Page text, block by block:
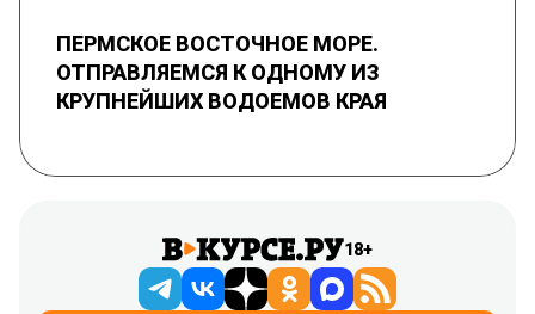
ПЕРМСКОЕ ВОСТОЧНОЕ МОРЕ.
ОТПРАВЛЯЕМСЯ К ОДНОМУ ИЗ
КРУПНЕЙШИХ ВОДОЕМОВ КРАЯ
18+